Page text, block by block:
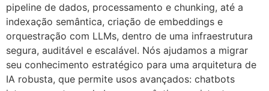
pipeline de dados, processamento e chunking, até a
indexação semântica, criação de embeddings e
orquestração com LLMs, dentro de uma infraestrutura
segura, auditável e escalável. Nós ajudamos a migrar
seu conhecimento estratégico para uma arquitetura de
IA robusta, que permite usos avançados: chatbots